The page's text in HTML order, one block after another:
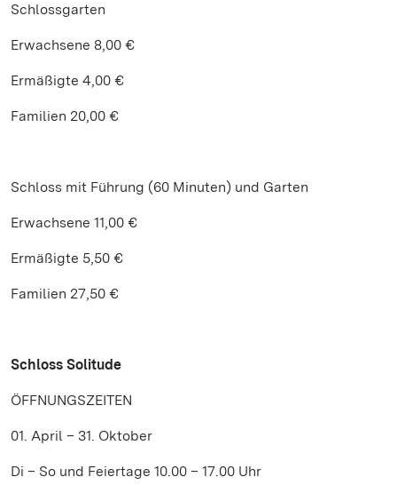
Schlossgarten
Erwachsene 8,00 €
Ermäßigte 4,00 €
Familien 20,00 €
Schloss mit Führung (60 Minuten) und Garten
Erwachsene 11,00 €
Ermäßigte 5,50 €
Familien 27,50 €
Schloss Solitude
ÖFFNUNGSZEITEN
01. April – 31. Oktober
Di – So und Feiertage 10.00 – 17.00 Uhr